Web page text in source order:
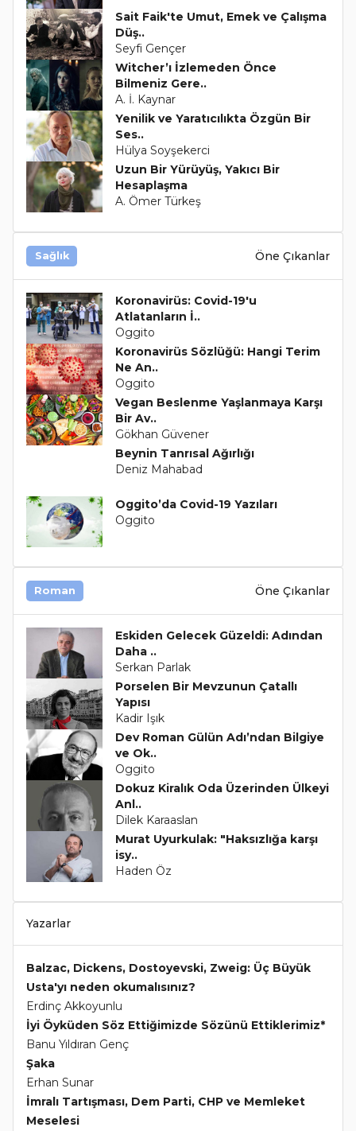
Sait Faik'te Umut, Emek ve Çalışma
Düş..
Seyfi Gençer
Witcher’ı İzlemeden Önce
Bilmeniz Gere..
A. İ. Kaynar
Yenilik ve Yaratıcılıkta Özgün Bir
Ses..
Hülya Soyşekerci
Uzun Bir Yürüyüş, Yakıcı Bir
Hesaplaşma
A. Ömer Türkeş
Sağlık Öne Çıkanlar
Koronavirüs: Covid-19'u
Atlatanların İ..
Oggito
Koronavirüs Sözlüğü: Hangi Terim
Ne An..
Oggito
Vegan Beslenme Yaşlanmaya Karşı
Bir Av..
Gökhan Güvener
Beynin Tanrısal Ağırlığı
Deniz Mahabad
Oggito’da Covid-19 Yazıları
Oggito
Roman Öne Çıkanlar
Eskiden Gelecek Güzeldi: Adından
Daha ..
Serkan Parlak
Porselen Bir Mevzunun Çatallı
Yapısı
Kadir Işık
Dev Roman Gülün Adı’ndan Bilgiye
ve Ok..
Oggito
Dokuz Kiralık Oda Üzerinden Ülkeyi
Anl..
Dilek Karaaslan
Murat Uyurkulak: "Haksızlığa karşı
isy..
Haden Öz
Yazarlar
Balzac, Dickens, Dostoyevski, Zweig: Üç Büyük
Usta'yı neden okumalısınız?
Erdinç Akkoyunlu
İyi Öyküden Söz Ettiğimizde Sözünü Ettiklerimiz*
Banu Yıldıran Genç
Şaka
Erhan Sunar
İmralı Tartışması, Dem Parti, CHP ve Memleket
Meselesi